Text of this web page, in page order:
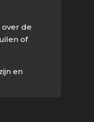
de
of
en